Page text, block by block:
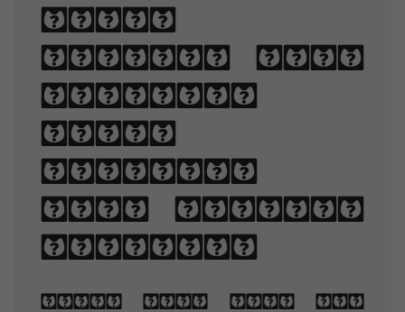
point
sizes, line
lengths,
line-
spacing,
and letter-
spacing.
When you are old